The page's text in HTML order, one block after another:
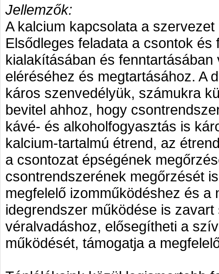
Jellemzők:
A kalcium kapcsolata a
Elsődleges feladata a csontok
kialakításában és
eléréséhez és megtartásához. A
káros szenvedélyük, számukra
bevitel ahhoz, hogy
kávé- és alkoholfogyasztás is
kalcium-tartalmú étrend, az
a csontozat épségének
csontrendszerének megőrzését
megfelelő izomműködéshez és
idegrendszer működése is
véralvadáshoz, elősegítheti a
működését, támogatja a